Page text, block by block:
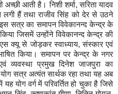
आती है। निशी शर्मा, सरिता यादव
हैं तथा राजीव सिंह को देर से उठने
सत्र का समापन विवेकानन्द केन्द्र के
जिसमें उन्होंने विवेकानन्द केन्द्र की
क्यू से जोड़कर स्वाध्याय, संस्कार एवं
किया। समापन पर केन्द्र के नगर
व्यवस्था प्रमुख दिनेश जाजपुरा का
योग सत्र अत्यंत सार्थक रहा तथा यह अब
योग वर्ग में परिवर्तित हो चुका है जिसे